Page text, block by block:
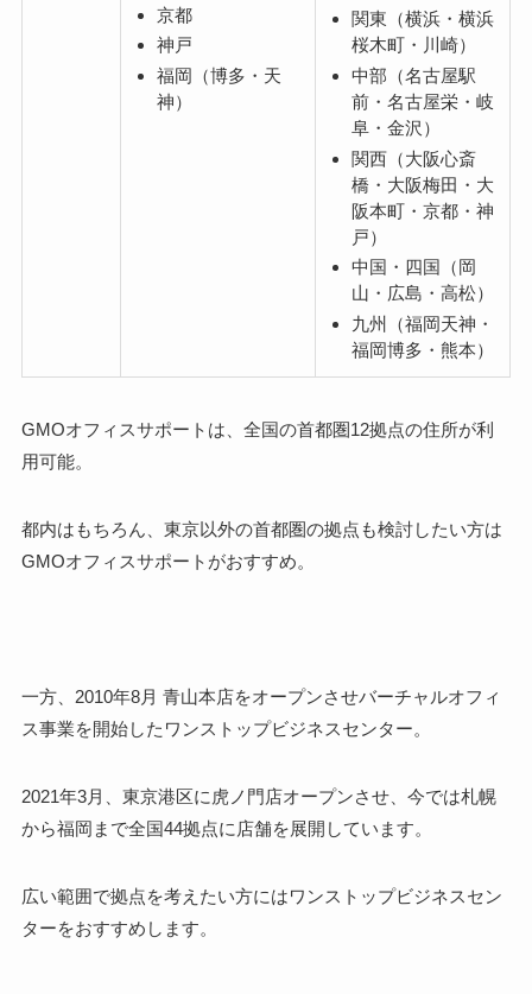
京都
神戸
福岡（博多・天
神）
関東（横浜・横浜
桜木町・川崎）
中部（名古屋駅
前・名古屋栄・岐
阜・金沢）
関西（大阪心斎
橋・大阪梅田・大
阪本町・京都・神
戸）
中国・四国（岡
山・広島・高松）
九州（福岡天神・
福岡博多・熊本）
GMOオフィスサポートは、全国の首都圏12拠点の住所が利
用可能。
都内はもちろん、東京以外の首都圏の拠点も検討したい方は
GMOオフィスサポート がおすすめ。
一方、2010年8月 青山本店をオープンさせバーチャルオフィ
ス事業を開始したワンストップビジネスセンター。
2021年3月、東京港区に虎ノ門店オープンさせ、今では札幌
から福岡まで全国44拠点に店舗を展開 しています。
広い範囲で拠点を考えたい方にはワンストップビジネスセン
ターをおすすめします。